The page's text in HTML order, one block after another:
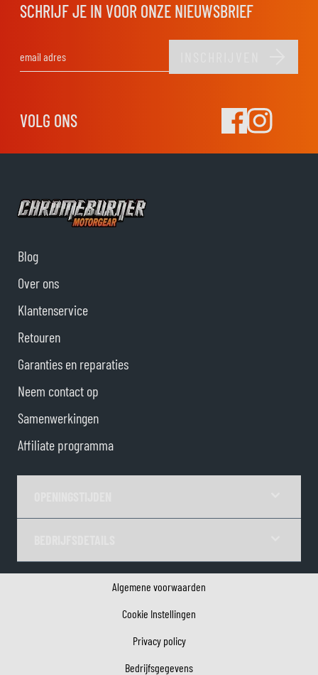
SCHRIJF JE IN VOOR ONZE NIEUWSBRIEF
VOLG ONS
Blog
Over ons
Klantenservice
Retouren
Garanties en reparaties
Neem contact op
Samenwerkingen
Affiliate programma
Algemene voorwaarden
Cookie Instellingen
Privacy policy
Bedrijfsgegevens